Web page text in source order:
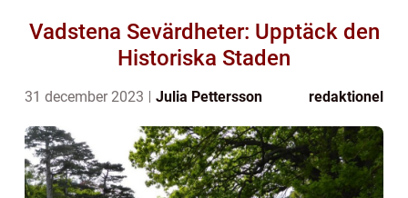
Vadstena Sevärdheter: Upptäck den
Historiska Staden
31 december 2023 Julia Pettersson redaktionel